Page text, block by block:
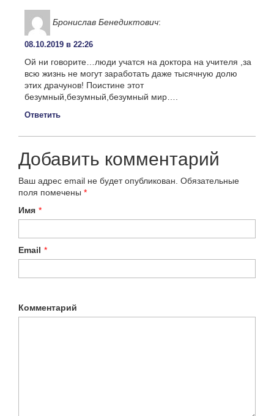
Бронислав Бенедиктович:
08.10.2019 в 22:26
Ой ни говорите…люди учатся на доктора на учителя ,за
всю жизнь не могут заработать даже тысячную долю
этих драчунов! Поистине этот
безумный,безумный,безумный мир….
Ответить
Добавить комментарий
Ваш адрес email не будет опубликован. Обязательные
поля помечены *
Имя *
Email *
Комментарий